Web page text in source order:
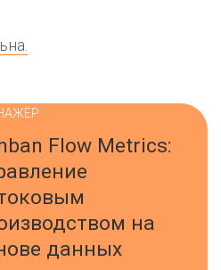
Flow Metrics:
на
данных